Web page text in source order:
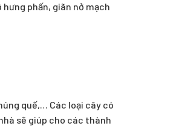
phấn, giãn nở mạch
quế,… Các loại cây có
sẽ giúp cho các thành